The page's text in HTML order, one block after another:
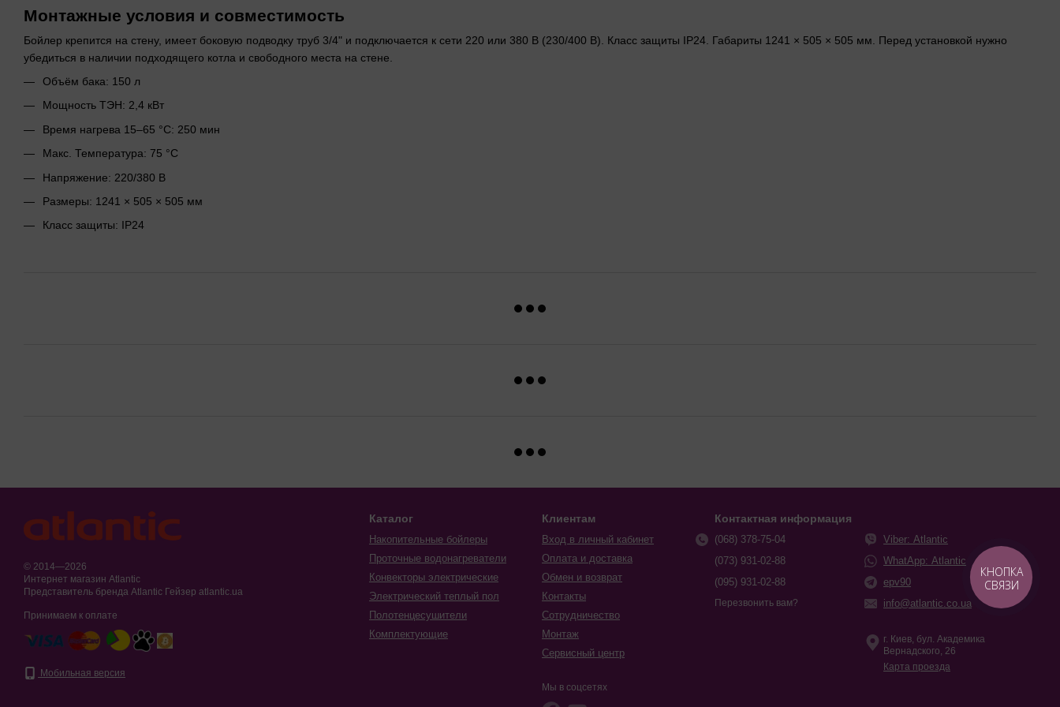
Монтажные условия и совместимость
Бойлер крепится на стену, имеет боковую подводку труб 3/4" и подключается к сети 220 или 380 В (230/400 В). Класс защиты IP24. Габариты 1241 × 505 × 505 мм. Перед установкой нужно
убедиться в наличии подходящего котла и свободного места на стене.
Объём бака: 150 л
Мощность ТЭН: 2,4 кВт
Время нагрева 15–65 °C: 250 мин
Макс. Температура: 75 °C
Напряжение: 220/380 В
Размеры: 1241 × 505 × 505 мм
Класс защиты: IP24
© 2014—2026
Интернет магазин Atlantic
Представитель бренда Atlantic Гейзер atlantic.ua
Принимаем к оплате
Мобильная версия
Каталог
Накопительные бойлеры
Проточные водонагреватели
Конвекторы электрические
Электрический теплый пол
Полотенцесушители
Комплектующие
Клиентам
Вход в личный кабинет
Оплата и доставка
Обмен и возврат
Контакты
Сотрудничество
Монтаж
Сервисный центр
Мы в соцсетях
Контактная информация
(068) 378-75-04
(073) 931-02-88
(095) 931-02-88
Перезвонить вам?
Viber: Atlantic
WhatApp: Atlantic
epv90
info@atlantic.co.ua
г. Киев, бул. Академика
Вернадского, 26
Карта проезда
КНОПКА
СВЯЗИ